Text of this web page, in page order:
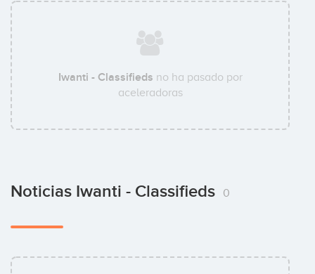
Iwanti - Classifieds no ha pasado por
aceleradoras
Noticias Iwanti - Classifieds 0